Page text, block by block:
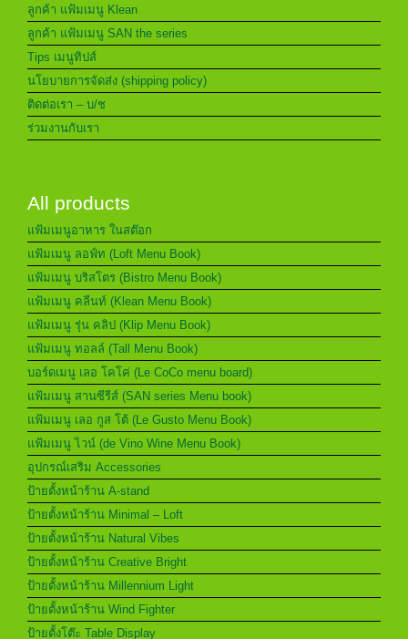
ลูกค้า แฟ้มเมนู Klean
ลูกค้า แฟ้มเมนู SAN the series
Tips เมนูทิปส์
นโยบายการจัดส่ง (shipping policy)
ติดต่อเรา – บ/ช
ร่วมงานกับเรา
All products
แฟ้มเมนูอาหาร ในสต๊อก
แฟ้มเมนู ลอฟ์ท (Loft Menu Book)
แฟ้มเมนู บริสโตร (Bistro Menu Book)
แฟ้มเมนู คลีนท์ (Klean Menu Book)
แฟ้มเมนู รุ่น คลิป (Klip Menu Book)
แฟ้มเมนู ทอลล์ (Tall Menu Book)
บอร์ดเมนู เลอ โคโค่ (Le CoCo menu board)
แฟ้มเมนู สานซีรีส์ (SAN series Menu book)
แฟ้มเมนู เลอ กูส โต้ (Le Gusto Menu Book)
แฟ้มเมนู ไวน์ (de Vino Wine Menu Book)
อุปกรณ์เสริม Accessories
ป้ายตั้งหน้าร้าน A-stand
ป้ายตั้งหน้าร้าน Minimal – Loft
ป้ายตั้งหน้าร้าน Natural Vibes
ป้ายตั้งหน้าร้าน Creative Bright
ป้ายตั้งหน้าร้าน Millennium Light
ป้ายตั้งหน้าร้าน Wind Fighter
ป้ายตั้งโต๊ะ Table Display